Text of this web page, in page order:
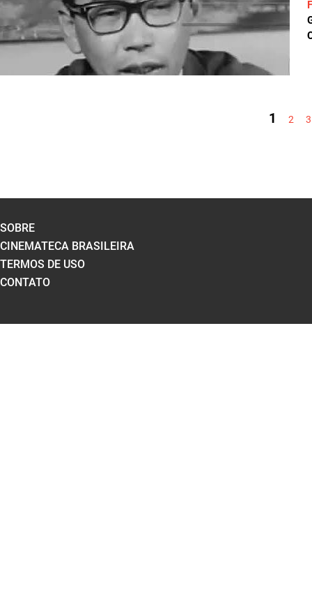
1 2 3
SOBRE
CINEMATECA BRASILEIRA
TERMOS DE USO
CONTATO